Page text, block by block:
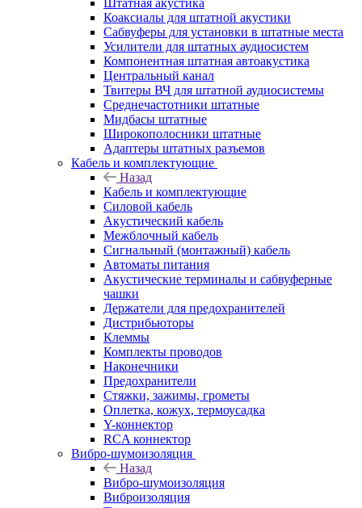
Штатная акустика
Коаксиалы для штатной акустики
Сабвуферы для установки в штатные места
Усилители для штатных аудиосистем
Компонентная штатная автоакустика
Центральный канал
Твитеры ВЧ для штатной аудиосистемы
Среднечастотники штатные
Мидбасы штатные
Широкополосники штатные
Адаптеры штатных разъемов
Кабель и комплектующие
Назад
Кабель и комплектующие
Силовой кабель
Акустический кабель
Межблочный кабель
Сигнальный (монтажный) кабель
Автоматы питания
Акустические терминалы и сабвуферные
чашки
Держатели для предохранителей
Дистрибьюторы
Клеммы
Комплекты проводов
Наконечники
Предохранители
Стяжки, зажимы, грометы
Оплетка, кожух, термоусадка
Y-коннектор
RCA коннектор
Вибро-шумоизоляция
Назад
Вибро-шумоизоляция
Виброизоляция